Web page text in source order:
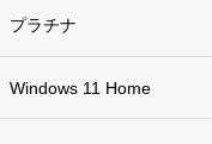
プラチナ
Windows 11 Home